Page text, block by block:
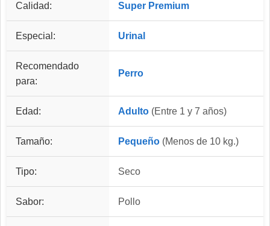
Calidad: Super Premium
Especial: Urinal
Recomendado
para:
Perro
Edad: Adulto (Entre 1 y 7 años)
Tamaño: Pequeño (Menos de 10 kg.)
Tipo: Seco
Sabor: Pollo